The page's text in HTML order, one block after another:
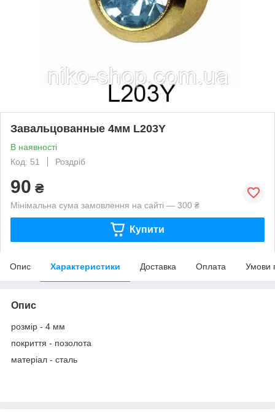
Завальцованные 4мм L203Y
В наявності
Код: 51
Роздріб
90 ₴
Мінімальна сума замовлення на сайті — 300 ₴
Купити
Опис Характеристики Доставка Оплата Умови
Опис
розмір - 4 мм
покриття - позолота
матеріал - сталь